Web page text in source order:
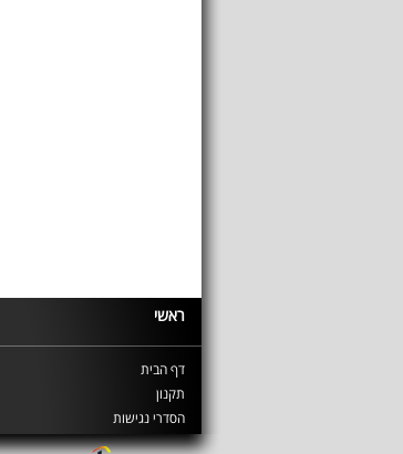
ראשי
דף הבית
תקנון
הסדרי נגישות